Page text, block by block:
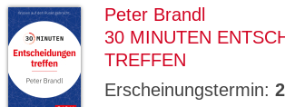
Peter Brandl
30 MINUTEN
TREFFEN
Erscheinungstermin: